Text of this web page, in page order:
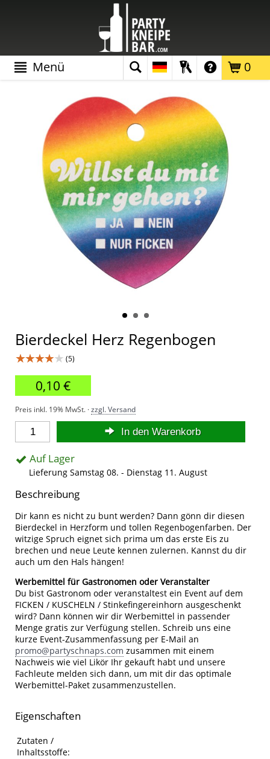
0
Menü
Bierdeckel Herz Regenbogen
★★★★★ (5)
0,10 €
Preis inkl. 19% MwSt. ·zzgl. Versand
In den Warenkorb
Auf Lager
Lieferung Samstag 08. - Dienstag 11. August
Beschreibung
Dir kann es nicht zu bunt werden? Dann gönn dir diesen
Bierdeckel in Herzform und tollen Regenbogenfarben. Der
witzige Spruch eignet sich prima um das erste Eis zu
brechen und neue Leute kennen zulernen. Kannst du dir
auch um den Hals hängen!
Werbemittel für Gastronomen oder Veranstalter
Du bist Gastronom oder veranstaltest ein Event auf dem
FICKEN / KUSCHELN / Stinkefingereinhorn ausgeschenkt
wird? Dann können wir dir Werbemittel in passender
Menge gratis zur Verfügung stellen. Schreib uns eine
kurze Event-Zusammenfassung per E-Mail an
promo@partyschnaps.com zusammen mit einem
Nachweis wie viel Likör Ihr gekauft habt und unsere
Fachleute melden sich dann, um mit dir das optimale
Werbemittel-Paket zusammenzustellen.
Eigenschaften
Eigenschaften des Produkts
Eigenschaft
Zutaten /
Inhaltsstoffe: